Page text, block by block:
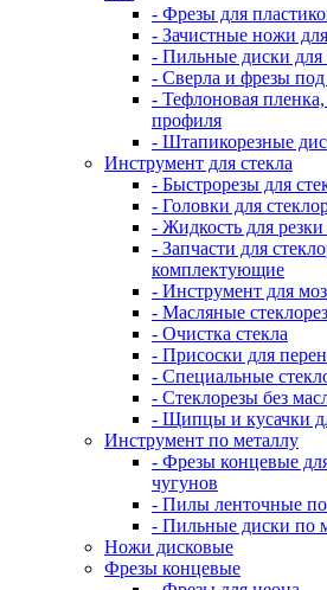
- Фрезы для
- Зачистные ножи
- Пильные диски
- Сверла и фрезы
- Тефлоновая
профиля
- Штапикорезные
Инструмент для стекла
- Быстрорезы для
- Головки для
- Жидкость для резки
- Запчасти для
комплектующие
- Инструмент для
- Масляные
- Очистка стекла
- Присоски для
- Специальные
- Стеклорезы без
- Щипцы и кусачки
Инструмент по металлу
- Фрезы концевые
чугунов
- Пилы ленточные по
- Пильные диски по
Ножи дисковые
Фрезы концевые